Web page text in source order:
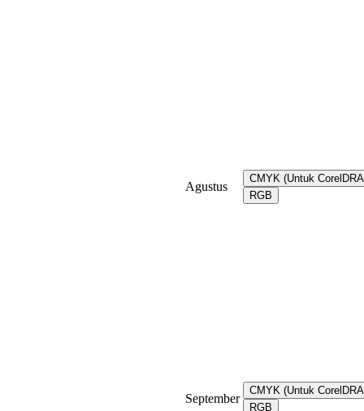
Agustus
CMYK (Untuk
RGB
September
CMYK (Untuk
RGB